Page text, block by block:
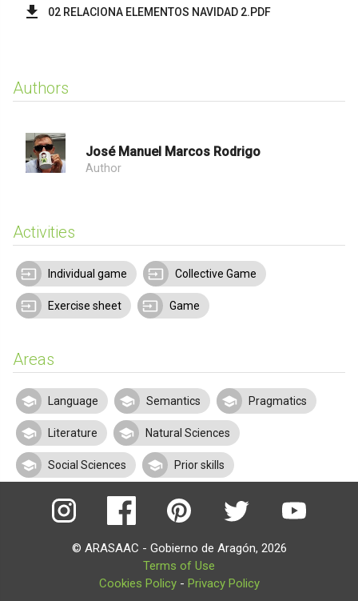
02 RELACIONA ELEMENTOS NAVIDAD 2.PDF
Authors
José Manuel Marcos Rodrigo
Author
Activities
Individual game Collective Game
Exercise sheet Game
Areas
Language Semantics Pragmatics
Literature Natural Sciences
Social Sciences Prior skills
© ARASAAC - Gobierno de Aragón, 2026
Terms of Use
Cookies Policy- Privacy Policy